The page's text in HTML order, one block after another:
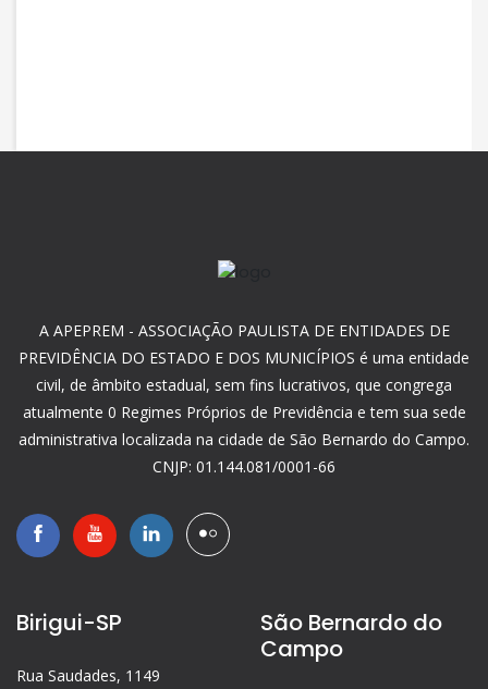
A APEPREM - ASSOCIAÇÃO PAULISTA DE ENTIDADES DE
PREVIDÊNCIA DO ESTADO E DOS MUNICÍPIOS é uma entidade
civil, de âmbito estadual, sem fins lucrativos, que congrega
atualmente 0 Regimes Próprios de Previdência e tem sua sede
administrativa localizada na cidade de São Bernardo do Campo.
CNJP: 01.144.081/0001-66
Birigui-SP
Rua Saudades, 1149
São Bernardo do
Campo